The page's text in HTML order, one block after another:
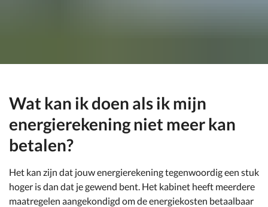
Wat kan ik doen als ik mijn
energierekening niet meer kan
betalen?
Het kan zijn dat jouw energierekening tegenwoordig een stuk
hoger is dan dat je gewend bent. Het kabinet heeft meerdere
maatregelen aangekondigd om de energiekosten betaalbaar